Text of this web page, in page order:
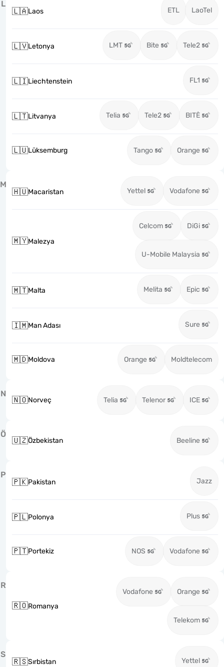
L
🇱🇦Laos ETL LaoTel
🇱🇻Letonya LMT Bite Tele2
🇱🇮Liechtenstein FL1
🇱🇹Litvanya Telia Tele2 BITĖ
🇱🇺Lüksemburg Tango Orange
M
🇭🇺Macaristan Yettel Vodafone
🇲🇾Malezya
Celcom DiGi
U-Mobile Malaysia
🇲🇹Malta Melita Epic
🇮🇲Man Adası Sure
🇲🇩Moldova Orange Moldtelecom
N
🇳🇴Norveç Telia Telenor ICE
Ö
🇺🇿Özbekistan Beeline
P
🇵🇰Pakistan Jazz
🇵🇱Polonya Plus
🇵🇹Portekiz NOS Vodafone
R
🇷🇴Romanya
Vodafone Orange
Telekom
S
🇷🇸Sırbistan Yettel